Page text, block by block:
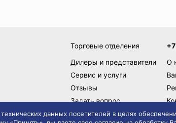
данных посетителей в целях
Торговые отделения
Дилеры и представители
Сервис и услуги
Отзывы
Задать вопрос
Поставщикам
О